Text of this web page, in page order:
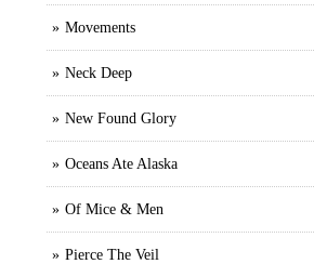
Movements
Neck Deep
New Found Glory
Oceans Ate Alaska
Of Mice & Men
Pierce The Veil